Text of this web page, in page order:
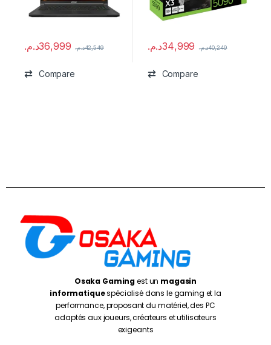
36,999د.م. 42,549د.م.
Compare
34,999د.م. 40,249د.م.
Compare
Osaka Gamingest un magasin
informatiquespécialisé dans le gaming et la
performance, proposant du matériel, des PC
adaptés aux joueurs, créateurs et utilisateurs
exigeants